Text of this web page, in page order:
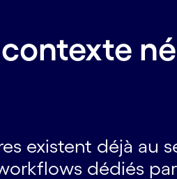
existent déjà au
dédiés